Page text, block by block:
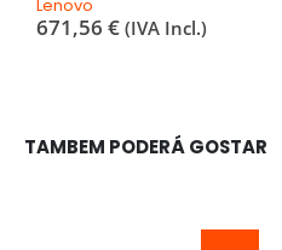
Lenovo
671,56 € (IVA Incl.)
TAMBEM PODERÁ GOSTAR